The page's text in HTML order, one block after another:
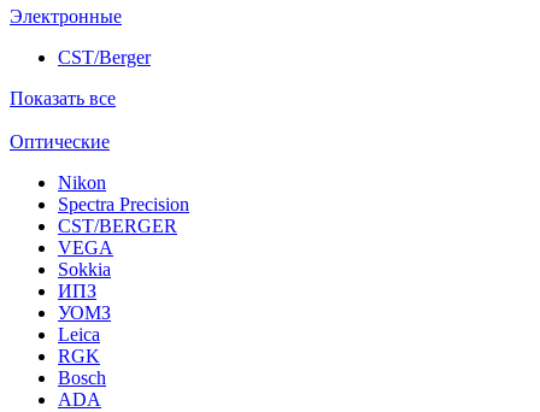
Электронные
CST/Berger
Показать все
Оптические
Nikon
Spectra Precision
CST/BERGER
VEGA
Sokkia
ИПЗ
УОМЗ
Leica
RGK
Bosch
ADA